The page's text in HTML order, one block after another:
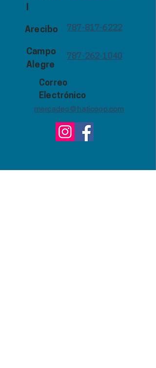
l
Arecibo 787-817-6222
Campo
Alegre
787-262-1040
Correo
Electrónico
mercadeo@haticoop.com